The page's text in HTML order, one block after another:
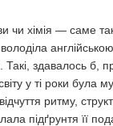
чи хімія — саме
Такі, здавалось б,
у ті роки
ритму,
підґрунтя її